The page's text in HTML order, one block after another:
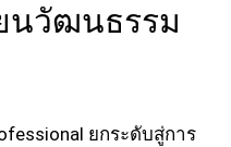
นวัฒนธรรม
ยกระดับสู่การ